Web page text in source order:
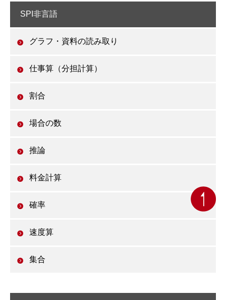
SPI非言語
グラフ・資料の読み取り
仕事算（分担計算）
割合
場合の数
推論
料金計算
確率
速度算
集合